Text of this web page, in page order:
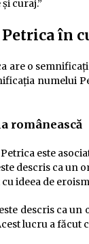
curaj.”
în
are o
numelui
românească
este
descris ca un
ideea de
descris ca
lucru a făcut